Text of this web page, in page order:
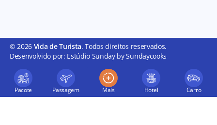
© 2026 Vida de Turista. Todos direitos reservados.
Desenvolvido por: Estúdio Sunday by Sundaycooks
Pacote Passagem Hotel Carro
Mais